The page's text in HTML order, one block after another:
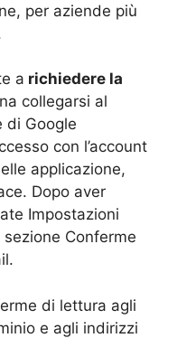
per aziende più
a richiedere la
collegarsi al
di Google
con l’account
applicazione,
Dopo aver
Impostazioni
Conferme
di lettura agli
e agli indirizzi